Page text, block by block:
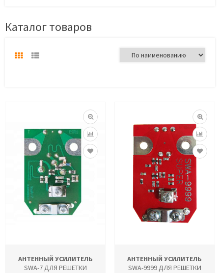
Каталог товаров
АНТЕННЫЙ УСИЛИТЕЛЬ
SWA-7 ДЛЯ РЕШЕТКИ
АНТЕННЫЙ УСИЛИТЕЛЬ
SWA-9999 ДЛЯ РЕШЕТКИ